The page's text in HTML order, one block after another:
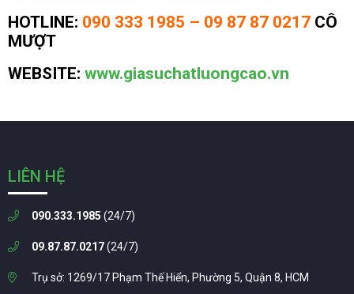
HOTLINE: 090 333 1985 – 09 87 87 0217 CÔ
MƯỢT
WEBSITE: www.giasuchatluongcao.vn
LIÊN HỆ
090.333.1985 (24/7)
09.87.87.0217(24/7)
Trụ sở: 1269/17 Phạm Thế Hiển, Phường 5, Quận 8, HCM